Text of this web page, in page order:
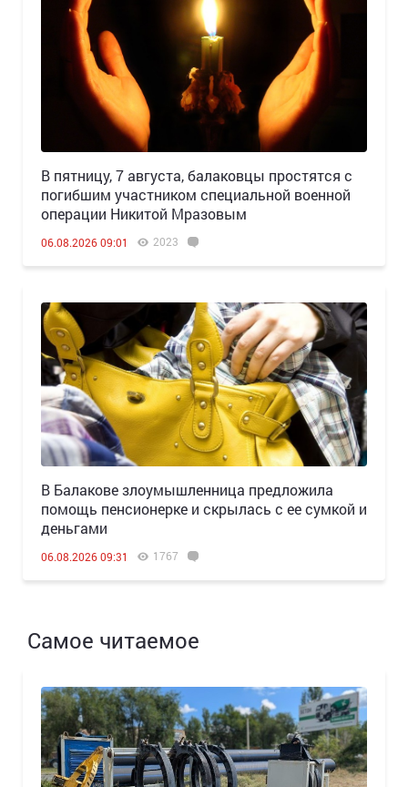
В пятницу, 7 августа, балаковцы простятся с
погибшим участником специальной военной
операции Никитой Мразовым
06.08.2026 09:01 2023
В Балакове злоумышленница предложила
помощь пенсионерке и скрылась с ее сумкой и
деньгами
06.08.2026 09:31 1767
Самое читаемое